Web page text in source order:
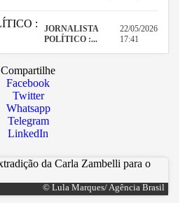
JORNALISTA
POLÍTICO :...
22/05/2026
17:41
Compartilhe
Facebook
Twitter
Whatsapp
Telegram
LinkedIn
© Lula Marques/ Agência Brasil